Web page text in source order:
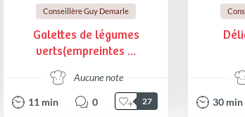
Conseillère Guy Demarle
Galettes de légumes
verts(empreintes ...
Aucune note
11 min 0 27 30 min